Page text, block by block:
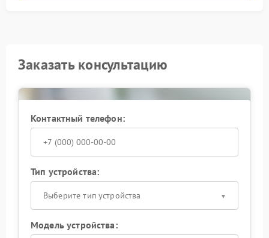
Заказать консультацию
Контактный телефон:
Тип устройства:
Выберите тип устройства
Модель устройства: